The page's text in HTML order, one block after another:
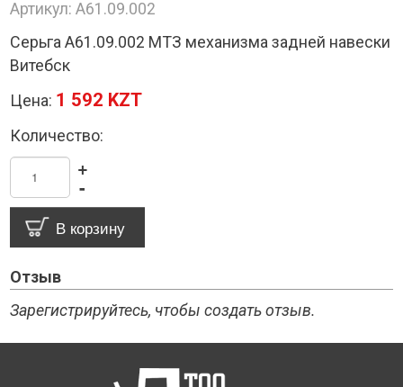
Артикул:А61.09.002
Серьга А61.09.002 МТЗ механизма задней навески
Витебск
Цена: 1 592 KZT
Количество:
-
+
Отзыв
Зарегистрируйтесь, чтобы создать отзыв.